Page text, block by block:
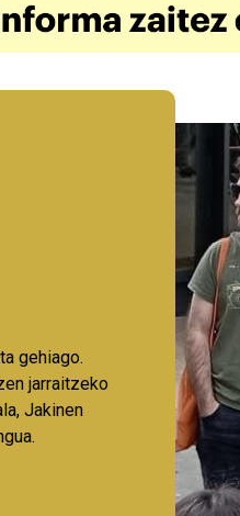
gehiago.
jarraitzeko
Jakinen